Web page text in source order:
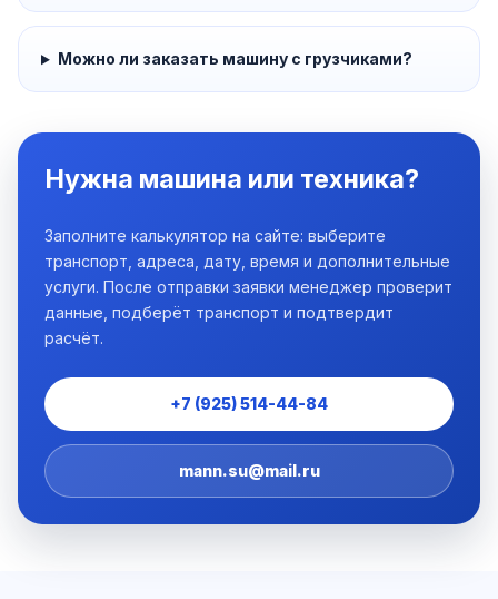
Можно ли заказать машину с грузчиками?
Нужна машина или техника?
Заполните калькулятор на сайте: выберите
транспорт, адреса, дату, время и дополнительные
услуги. После отправки заявки менеджер проверит
данные, подберёт транспорт и подтвердит
расчёт.
+7 (925) 514-44-84
mann.su@mail.ru